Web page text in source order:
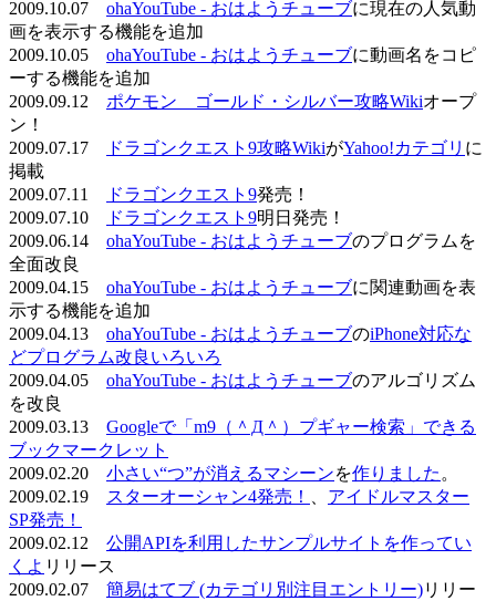
2009.10.07 ohaYouTube - おはようチューブに現在の人気動
画を表示する機能を追加
2009.10.05 ohaYouTube - おはようチューブに動画名をコピ
ーする機能を追加
2009.09.12 ポケモン ゴールド・シルバー攻略Wikiオープ
ン！
2009.07.17
ドラゴンクエスト9攻略WikiがYahoo!カテゴリ に
掲載
2009.07.11
ドラゴンクエスト9発売！
2009.07.10
ドラゴンクエスト9明日発売！
2009.06.14 ohaYouTube - おはようチューブのプログラムを
全面改良
2009.04.15 ohaYouTube - おはようチューブに関連動画を表
示する機能を追加
2009.04.13 ohaYouTube - おはようチューブのiPhone対応な
どプログラム改良いろいろ
2009.04.05 ohaYouTube - おはようチューブのアルゴリズム
を改良
2009.03.13 Googleで「m9（＾Д＾）プギャー検索」できる
ブックマークレット
2009.02.20 小さい“つ”が消えるマシーンを作りました 。
2009.02.19
スターオーシャン4発売！
アイドルマスター
SP発売！
2009.02.12 公開APIを利用したサンプルサイトを作ってい
くよ リリース
2009.02.07 簡易はてブ (カテゴリ別注目エントリー)リリー